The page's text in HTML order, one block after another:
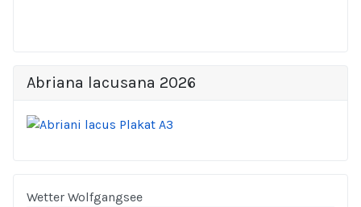
Abriana lacusana 2026
Wetter Wolfgangsee